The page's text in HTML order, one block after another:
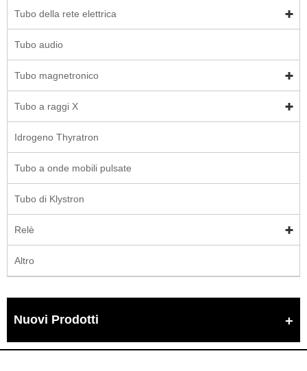
Tubo della rete elettrica
Tubo audio
Tubo magnetronico
Tubo a raggi X
Idrogeno Thyratron
Tubo a onde mobili pulsate
Tubo di Klystron
Relè
Altro
Nuovi Prodotti